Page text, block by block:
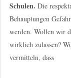
Schulen. Die
Behauptungen
werden. Wollen wir
wirklich zulassen?
vermitteln, dass